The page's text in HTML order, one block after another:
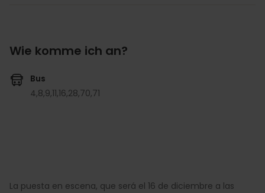
Wie komme ich an?
Bus
4,8,9,11,16,28,70,71
La puesta en escena, que será el 16 de diciembre a las